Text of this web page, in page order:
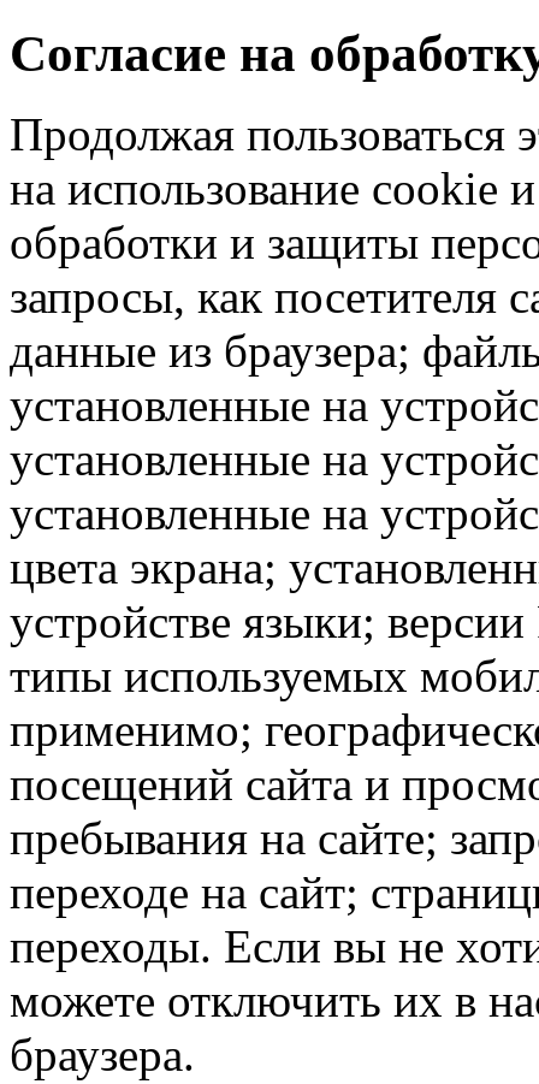
Согласие на
Продолжая пользоваться
на использование cookie
обработки и защиты
запросы, как посетителя
данные из браузера;
установленные на
установленные на
установленные на
цвета экрана;
устройстве языки;
типы используемых
применимо;
посещений сайта и
пребывания на сайте;
переходе на сайт;
переходы. Если вы не
можете отключить их в
браузера.